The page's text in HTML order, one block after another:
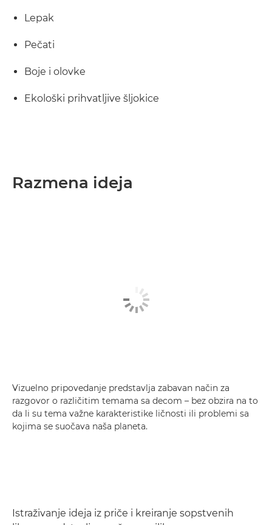
Lepak
Pečati
Boje i olovke
Ekološki prihvatljive šljokice
Razmena ideja
Vizuelno pripovedanje predstavlja zabavan način za
razgovor o različitim temama sa decom – bez obzira na to
da li su tema važne karakteristike ličnosti ili problemi sa
kojima se suočava naša planeta.
Istraživanje ideja iz priče i kreiranje sopstvenih